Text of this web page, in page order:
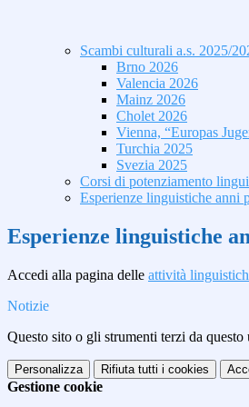
Scambi culturali a.s. 2025/
Brno 2026
Valencia 2026
Mainz 2026
Cholet 2026
Vienna, “Europas
Turchia 2025
Svezia 2025
Corsi di potenziamento
Esperienze linguistiche anni
Esperienze linguistiche
Accedi alla pagina delle attività
Notizie
Questo sito o gli strumenti terzi da
Personalizza Rifiuta tutti i cookies
Gestione cookie